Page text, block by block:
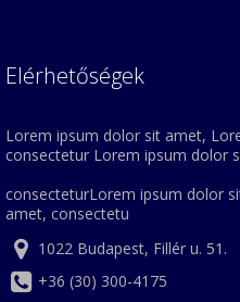
Elérhetőségek
Lorem ipsum dolor sit amet,
consectetur Lorem ipsum dolor
consecteturLorem ipsum dolor
amet, consectetu
1022 Budapest, Fillér u. 51.
+36 (30) 300-4175